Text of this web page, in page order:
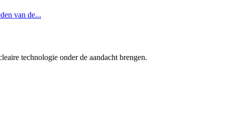
van de...
technologie onder de aandacht brengen.